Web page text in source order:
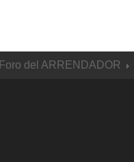
Foro del ARRENDADOR